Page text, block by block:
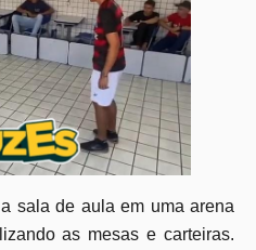
sala de aula em uma arena
as mesas e carteiras.